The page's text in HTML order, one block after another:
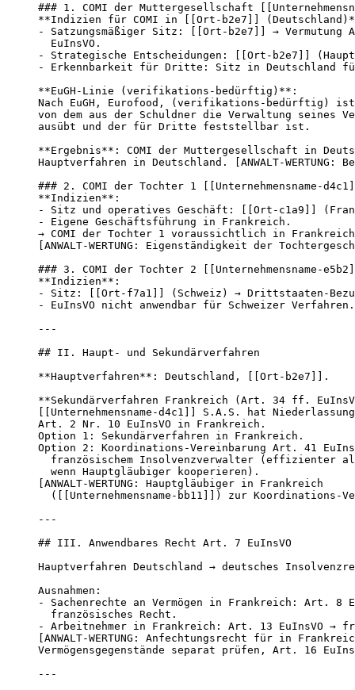
### 1. COMI der Muttergesellschaft
**Indizien für COMI in [[Ort-b2e7]]
- Satzungsmäßiger Sitz: [[Ort-b2e7]] → Vermutung
  EuInsVO.
- Strategische Entscheidungen: [[Ort-b2e7]]
- Erkennbarkeit für Dritte: Sitz in Deutschland
**EuGH-Linie (verifikations-bedürftig)**:
Nach EuGH, Eurofood, (verifikations-bedürftig) ist
von dem aus der Schuldner die Verwaltung seines
ausübt und der für Dritte feststellbar ist.
**Ergebnis**: COMI der Muttergesellschaft in
Hauptverfahren in Deutschland. [ANWALT-WERTUNG:
### 2. COMI der Tochter 1 [[Unternehmensname-
**Indizien**:
- Sitz und operatives Geschäft: [[Ort-c1a9]]
- Eigene Geschäftsführung in Frankreich.
→ COMI der Tochter 1 voraussichtlich in
[ANWALT-WERTUNG: Eigenständigkeit der
### 3. COMI der Tochter 2 [[Unternehmensname-
**Indizien**:
- Sitz: [[Ort-f7a1]] (Schweiz) → Drittstaaten-
- EuInsVO nicht anwendbar für Schweizer Verfahren.
---
## II. Haupt- und Sekundärverfahren
**Hauptverfahren**: Deutschland, [[Ort-b2e7]].
**Sekundärverfahren Frankreich (Art. 34 ff.
[[Unternehmensname-d4c1]] S.A.S. hat
Art. 2 Nr. 10 EuInsVO in Frankreich.
Option 1: Sekundärverfahren in Frankreich.
Option 2: Koordinations-Vereinbarung Art. 41
französischem Insolvenzverwalter (effizienter
  wenn Hauptgläubiger kooperieren).
[ANWALT-WERTUNG: Hauptgläubiger in Frankreich
([[Unternehmensname-bb11]]) zur Koordinations-
---
## III. Anwendbares Recht Art. 7 EuInsVO
Hauptverfahren Deutschland → deutsches
Ausnahmen:
- Sachenrechte an Vermögen in Frankreich: Art. 8
  französisches Recht.
- Arbeitnehmer in Frankreich: Art. 13 EuInsVO →
[ANWALT-WERTUNG: Anfechtungsrecht für in
Vermögensgegenstände separat prüfen, Art. 16
---